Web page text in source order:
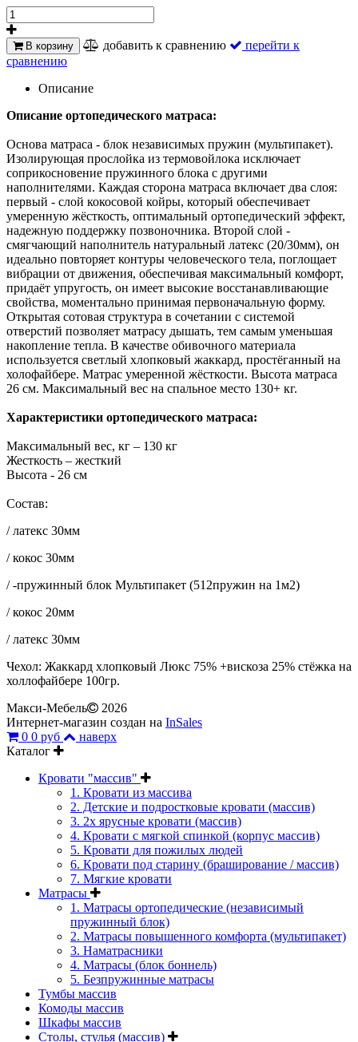
В корзину добавить к сравнению
перейти к
сравнению
Описание
Описание ортопедического матраса:
Основа матраса - блок независимых пружин (мультипакет).
Изолирующая прослойка из термовойлока исключает
соприкосновение пружинного блока с другими
наполнителями. Каждая сторона матраса включает два слоя:
первый - слой кокосовой койры, который обеспечивает
умеренную жёсткость, оптимальный ортопедический эффект,
надежную поддержку позвоночника. Второй слой -
смягчающий наполнитель натуральный латекс (20/30мм), он
идеально повторяет контуры человеческого тела, поглощает
вибрации от движения, обеспечивая максимальный комфорт,
придаёт упругость, он имеет высокие восстанавливающие
свойства, моментально принимая первоначальную форму.
Открытая сотовая структура в сочетании с системой
отверстий позволяет матрасу дышать, тем самым уменьшая
накопление тепла. В качестве обивочного материала
используется светлый хлопковый жаккард, простёганный на
холофайбере. Матрас умеренной жёсткости. Высота матраса
26 см. Максимальный вес на спальное место 130+ кг.
Характеристики ортопедического матраса:
Максимальный вес, кг – 130 кг
Жесткость – жесткий
Высота - 26 см
Состав:
/ латекс 30мм
/ кокос 30мм
/ -пружинный блок Мультипакет (512пружин на 1м2)
/ кокос 20мм
/ латекс 30мм
Чехол: Жаккард хлопковый Люкс 75% +вискоза 25% стёжка на
холлофайбере 100гр.
Макси-Мебель
2026
Интернет-магазин создан на InSales
0 0 руб
наверх
Каталог
Кровати "массив"
1. Кровати из массива
2. Детские и подростковые кровати (массив)
3. 2х ярусные кровати (массив)
4. Кровати с мягкой спинкой (корпус массив)
5. Кровати для пожилых людей
6. Кровати под старину (браширование / массив)
7. Мягкие кровати
Матрасы
1. Матрасы ортопедические (независимый
пружинный блок)
2. Матрасы повышенного комфорта (мультипакет)
3. Наматрасники
4. Матрасы (блок боннель)
5. Безпружинные матрасы
Тумбы массив
Комоды массив
Шкафы массив
Столы, стулья (массив)